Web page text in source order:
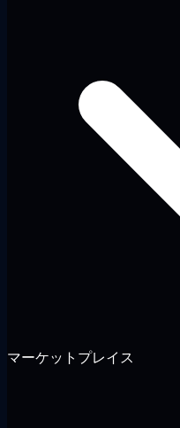
マーケットプレイス